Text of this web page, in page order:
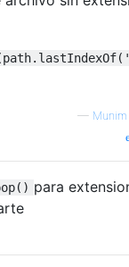
—
para